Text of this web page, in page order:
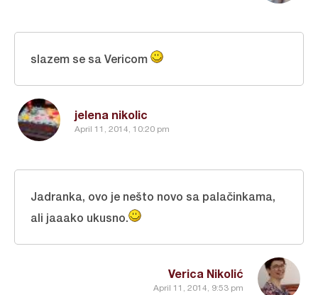
jelena nikolic
April 11, 2014, 10:20 pm
slazem se sa Vericom
Verica Nikolić
April 11, 2014, 9:53 pm
Jadranka, ovo je nešto novo sa palačinkama,
ali jaaako ukusno.